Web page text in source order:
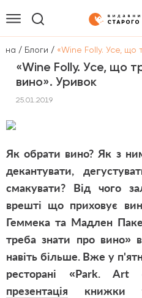
/ Блоги / «Wine Folly. Усе, що
«Wine Folly. Усе, що
вино». Уривок
25.01.2019
Як обрати вино? Як з
декантувати,
смакувати? Від чого
врешті що приховує
Геммека та Мадлен
треба знати про вино»
навіть більше. Вже у
ресторані «Park. Art
презентація книжки